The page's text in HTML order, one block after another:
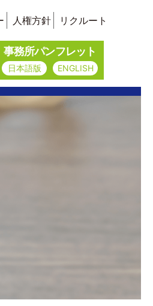
人権方針 リクルート
事務所パンフレット
日本語版 ENGLISH